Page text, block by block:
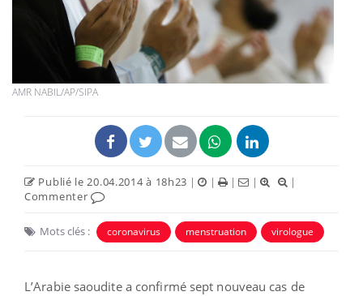
AMR NABIL/AP/SIPA
Publié le 20.04.2014 à 18h23 | | | |
|
Commenter
Mots clés : coronavirus menstruation virologue
L’Arabie saoudite a confirmé sept nouveau cas de